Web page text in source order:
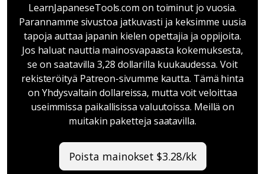
LearnJapaneseTools.com on toiminut jo vuosia.
Parannamme sivustoa jatkuvasti ja keksimme uusia
tapoja auttaa japanin kielen opettajia ja oppijoita.
Jos haluat nauttia mainosvapaasta kokemuksesta,
se on saatavilla 3,28 dollarilla kuukaudessa. Voit
rekisteröityä Patreon-sivumme kautta. Tämä hinta
on Yhdysvaltain dollareissa, mutta voit veloittaa
useimmissa paikallisissa valuutoissa. Meillä on
muitakin paketteja saatavilla.
Poista mainokset $3.28/kk